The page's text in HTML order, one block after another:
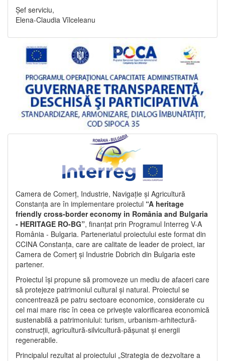
Șef serviciu,
Elena-Claudia Vîlceleanu
Camera de Comerț, Industrie, Navigație și Agricultură
Constanța are în implementare proiectul “A heritage
friendly cross-border economy in România and Bulgaria
- HERITAGE RO-BG”, finanțat prin Programul Interreg V-A
România - Bulgaria. Parteneriatul proiectului este format din
CCINA Constanța, care are calitate de leader de proiect, iar
Camera de Comerț și Industrie Dobrich din Bulgaria este
partener.
Proiectul își propune să promoveze un mediu de afaceri care
să protejeze patrimoniul cultural și natural. Proiectul se
concentrează pe patru sectoare economice, considerate cu
cel mai mare risc în ceea ce privește valorificarea economică
sustenabilă a patrimoniului: turism, urbanism-arhitectură-
construcții, agricultură-silvicultură-pășunat și energii
regenerabile.
Principalul rezultat al proiectului „Strategia de dezvoltare a